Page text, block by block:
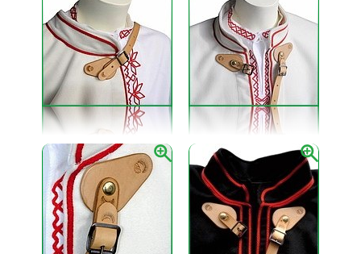
Môže byť doplnená opaskovou mosadznou, medenou,
alebo aj bronzovou prackou.
Pracka z mosadze
Často sa namiesto obuvníckej pracky používa
gravírovaná mosadzná pracka.